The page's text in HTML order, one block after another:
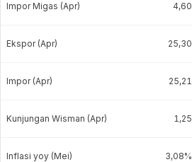
Impor Migas (Apr) 4,60
Ekspor (Apr) 25,30
Impor (Apr) 25,21
Kunjungan Wisman (Apr) 1,25
Inflasi yoy (Mei) 3,08%